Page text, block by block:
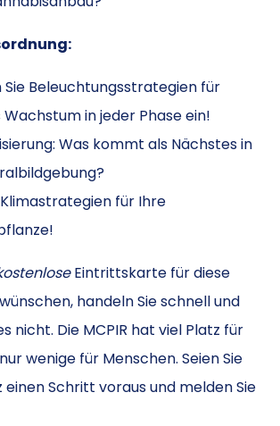
Sie Beleuchtungsstrategien für
in jeder Phase ein!
Was kommt als Nächstes in
für Ihre
Eintrittskarte für diese
handeln Sie schnell und
nicht. Die MCPIR hat viel Platz für
wenige für Menschen. Seien Sie
Schritt voraus und melden Sie